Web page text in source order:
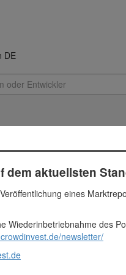
DE
Anwendungsbereiche.
das Bürogebäude sollen
eine Gesamtleistung von
weiteren Phasen über
können über die
dem aktuellsten
eines
Wiederinbetriebnahme des
newsletter/